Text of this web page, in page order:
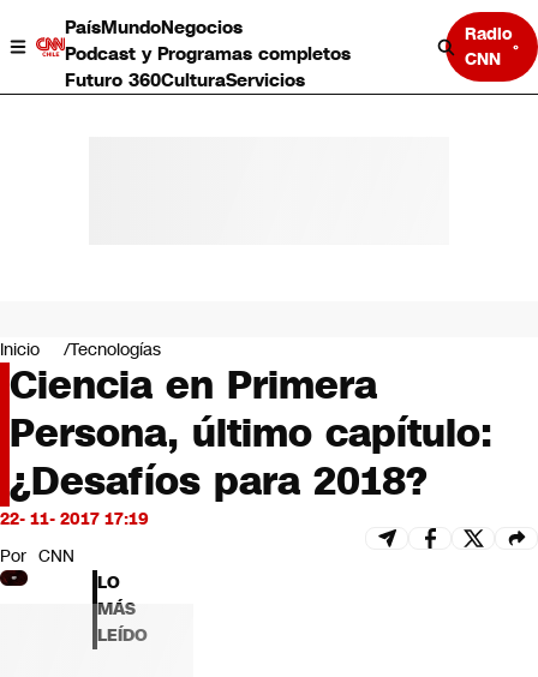
PaísMundoNegocios
Podcast y Programas completos
Futuro 360CulturaServicios
Radio
CNN
Negocios
Deportes
Programas completos
Cultura
Servicios
Bits
CNN Data
CNN tiempo
Futuro 360
Opinión
Inicio Tecnologías
Ciencia en Primera
Persona, último capítulo:
¿Desafíos para 2018?
22- 11- 2017 17:19
Por CNN
LO
MÁS
LEÍDO